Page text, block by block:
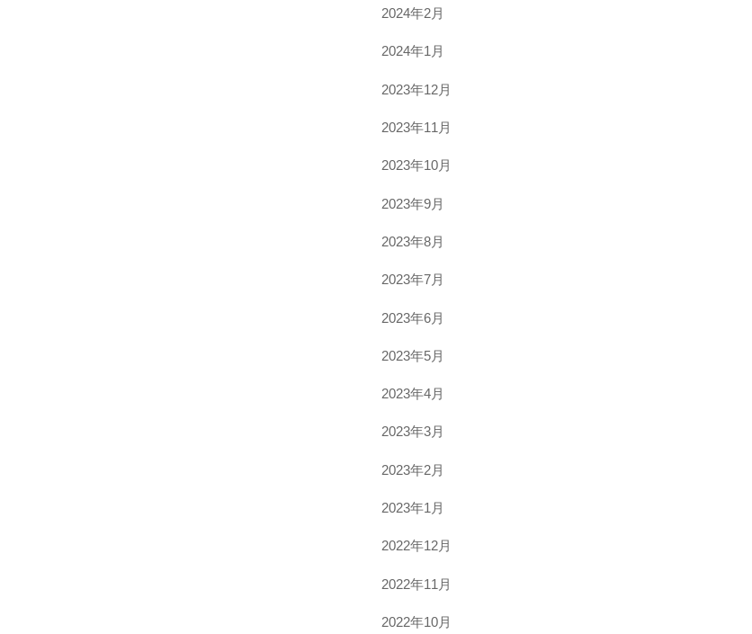
2024年2月
2024年1月
2023年12月
2023年11月
2023年10月
2023年9月
2023年8月
2023年7月
2023年6月
2023年5月
2023年4月
2023年3月
2023年2月
2023年1月
2022年12月
2022年11月
2022年10月